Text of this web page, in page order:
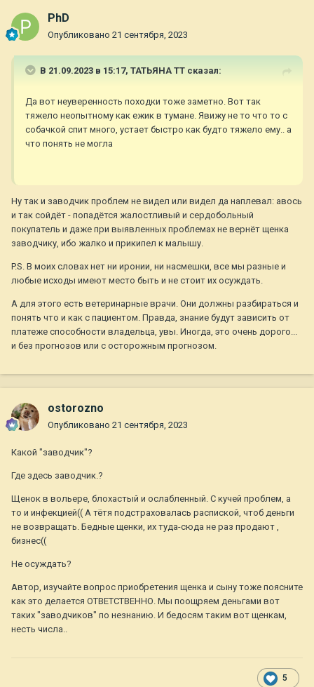
PhD
Опубликовано 21 сентября, 2023
В 21.09.2023 в 15:17, ТАТЬЯНА ТТ сказал:
Да вот неуверенность походки тоже заметно. Вот так
тяжело неопытному как ежик в тумане. Явижу не то что то с
собачкой спит много, устает быстро как будто тяжело ему.. а
что понять не могла
Ну так и заводчик проблем не видел или видел да наплевал: авось
и так сойдёт - попадётся жалостливый и сердобольный
покупатель и даже при выявленных проблемах не вернёт щенка
заводчику, ибо жалко и прикипел к малышу.
P.S. В моих словах нет ни иронии, ни насмешки, все мы разные и
любые исходы имеют место быть и не стоит их осуждать.
А для этого есть ветеринарные врачи. Они должны разбираться и
понять что и как с пациентом. Правда, знание будут зависить от
платеже способности владельца, увы. Иногда, это очень дорого...
и без прогнозов или с осторожным прогнозом.
ostorozno
Опубликовано 21 сентября, 2023
Какой "заводчик"?
Где здесь заводчик.?
Щенок в вольере, блохастый и ослабленный. С кучей проблем, а
то и инфекцией(( А тётя подстраховалась распиской, чтоб деньги
не возвращать. Бедные щенки, их туда-сюда не раз продают ,
бизнес((
Не осуждать?
Автор, изучайте вопрос приобретения щенка и сыну тоже поясните
как это делается ОТВЕТСТВЕННО. Мы поощряем деньгами вот
таких "заводчиков" по незнанию. И бедосям таким вот щенкам,
несть числа..
5